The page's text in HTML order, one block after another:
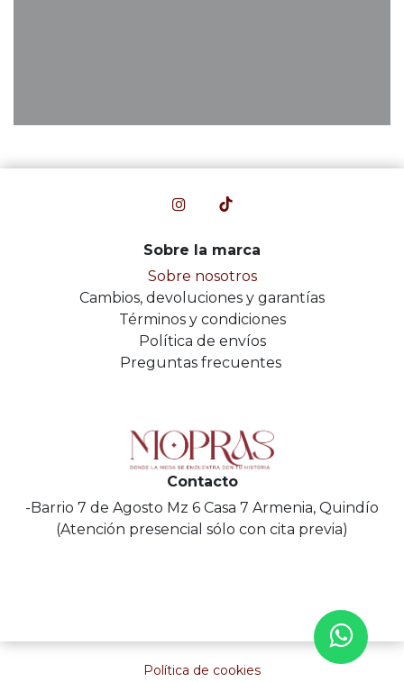
Sobre la marca
Sobre nosotros
Cambios, devoluciones y garantías
Términos y condiciones
Política de envíos
Preguntas frecuentes
Contacto
-Barrio 7 de Agosto Mz 6 Casa 7 Armenia, Quindío
(Atención presencial sólo con cita previa)
Política de cookies